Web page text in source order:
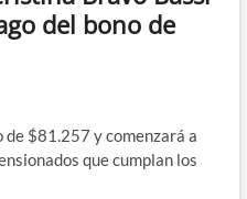
del bono de
$81.257 y comenzará a
que cumplan los